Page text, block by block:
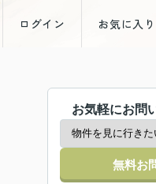
ログイン お気に入り
お気軽にお問
無料お